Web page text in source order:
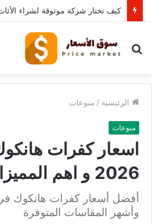
كيف تختار شركة موثوقة لشراء
بحث
الرئيسية / منوعات
منوعات
اسعار كفرات
2026 و اهم المميزات
وأشهر المقاسات المتوفرة